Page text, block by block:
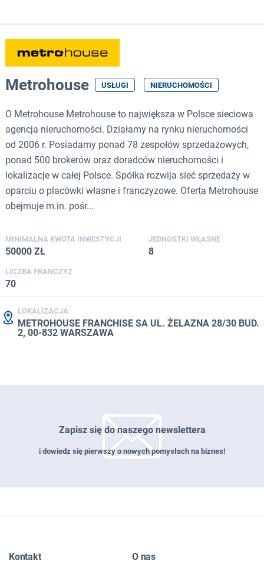
Metrohouse USŁUGI NIERUCHOMOŚCI
O Metrohouse Metrohouse to największa w Polsce sieciowa
agencja nieruchomości. Działamy na rynku nieruchomości
od 2006 r. Posiadamy ponad 78 zespołów sprzedażowych,
ponad 500 brokerów oraz doradców nieruchomości i
lokalizacje w całej Polsce. Spółka rozwija sieć sprzedaży w
oparciu o placówki własne i franczyzowe. Oferta Metrohouse
obejmuje m.in. pośr...
MINIMALNA KWOTA INWESTYCJI
50000 ZŁ
JEDNOSTKI WŁASNE
8
LICZBA FRANCZYZ
70
LOKALIZACJA
METROHOUSE FRANCHISE SA UL. ŻELAZNA 28/30 BUD.
2, 00-832 WARSZAWA
Zapisz się do naszego newslettera
i dowiedz się pierwszy o nowych pomysłach na biznes!
EMAIL
Kontakt O nas